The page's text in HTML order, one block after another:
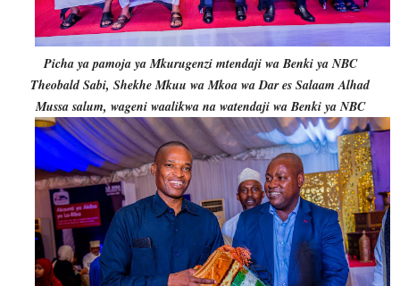
Picha ya pamoja ya Mkurugenzi mtendaji wa Benki ya NBC
Theobald Sabi, Shekhe Mkuu wa Mkoa wa Dar es Salaam Alhad
Mussa salum, wageni waalikwa na watendaji wa Benki ya NBC